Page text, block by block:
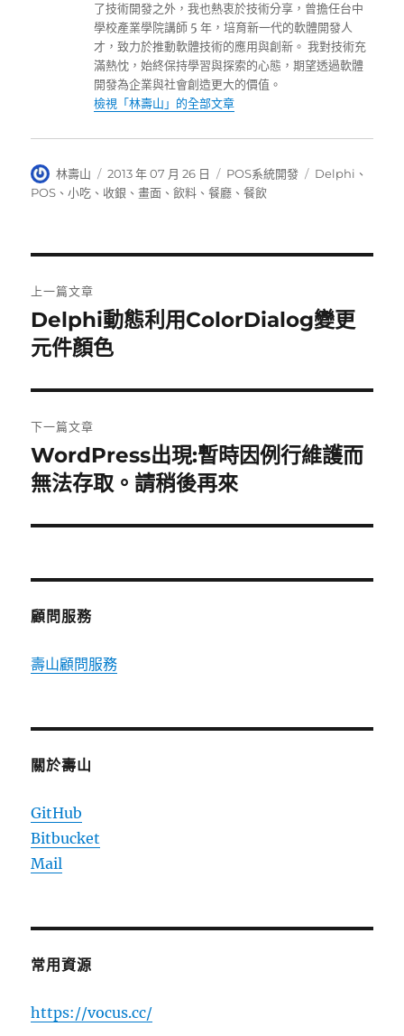
了技術開發之外，我也熱衷於技術分享，曾擔任台中
學校產業學院講師 5 年，培育新一代的軟體開發人
才，致力於推動軟體技術的應用與創新。 我對技術充
滿熱忱，始終保持學習與探索的心態，期望透過軟體
開發為企業與社會創造更大的價值。
檢視「林壽山」的全部文章
作
者
林壽山
發
佈
2013 年 07 月 26 日
分
類
POS系統開發
標
Delphi 、
POS 、小吃 、 收銀 、畫面 、飲料 、餐廳 、餐飲
章
導
覽
上一篇文章
上
一
文
章:
Delphi動態利用ColorDialog變更
元件顏色
下一篇文章
下
一
文
WordPress出現:暫時因例行維護而
無法存取。請稍後再來
顧問服務
壽山顧問服務
關於壽山
GitHub
Bitbucket
Mail
常用資源
https://vocus.cc/